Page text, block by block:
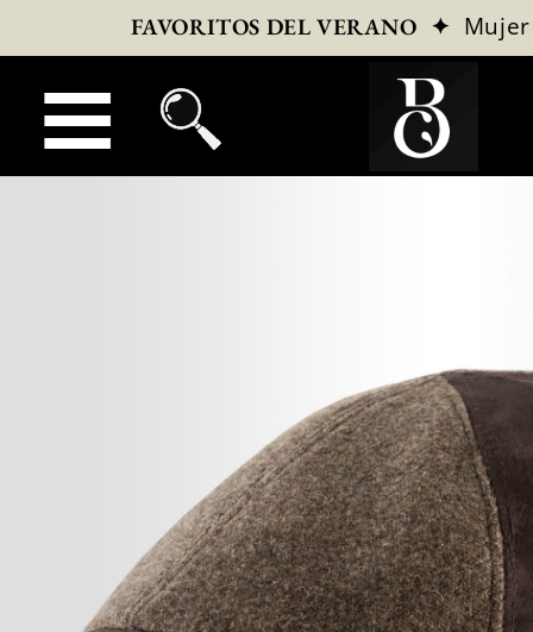
FAVORITOS DEL VERANO ✦ Mujer